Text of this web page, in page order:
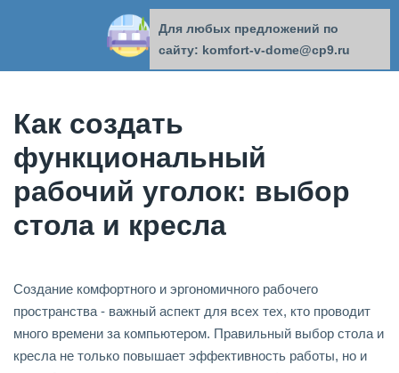
КОМФОРТ В ДОМЕ
Как создать
функциональный
рабочий уголок: выбор
стола и кресла
Создание комфортного и эргономичного рабочего
пространства - важный аспект для всех тех, кто проводит
много времени за компьютером. Правильный выбор стола и
кресла не только повышает эффективность работы, но и
Для любых предложений по
сайту: komfort-v-dome@cp9.ru